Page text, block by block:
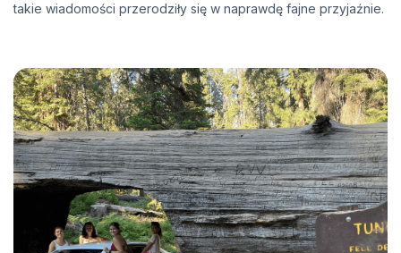
takie wiadomości przerodziły się w naprawdę fajne przyjaźnie.